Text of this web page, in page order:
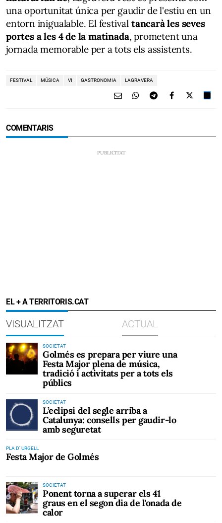
una oportunitat única per gaudir de l'estiu en un
entorn inigualable. El festival tancarà les seves
portes a les 4 de la matinada, prometent una
jornada memorable per a tots els assistents.
FESTIVAL MÚSICA VI GASTRONOMIA LAGRAVERA
COMENTARIS
EL + A TERRITORIS.CAT
VISUALITZAT ACTUAL
SOCIETAT
Golmés es prepara per viure una
Festa Major plena de música,
tradició i activitats per a tots els
públics
SOCIETAT
L’eclipsi del segle arriba a
Catalunya: consells per gaudir-lo
amb seguretat
PLA D' URGELL
Festa Major de Golmés
SOCIETAT
Ponent torna a superar els 41
graus en el segon dia de l'onada de
calor